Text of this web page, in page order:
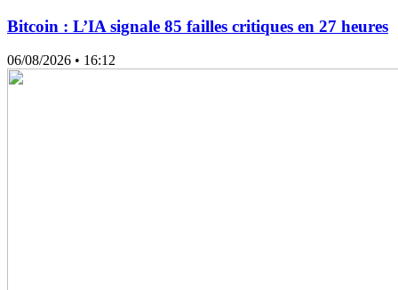
Bitcoin : L’IA signale 85 failles critiques en 27 heures
06/08/2026 • 16:12